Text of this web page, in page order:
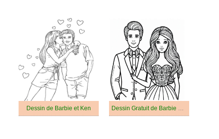
Dessin de Barbie et Ken Dessin Gratuit de Barbie avec Ken